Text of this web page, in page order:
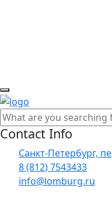
Contact Info
Санкт-Петербург,
8 (812) 7543433
info@lomburg.ru